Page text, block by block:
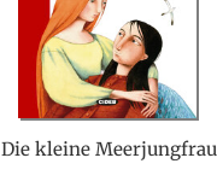
Die kleine Meerjungfrau